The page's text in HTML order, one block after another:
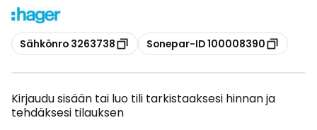
Kopioi
Sähkönro 3263738 Kopioi
Sonepar-ID 100008390
Kirjaudu sisään tai luo tili tarkistaaksesi hinnan ja
tehdäksesi tilauksen